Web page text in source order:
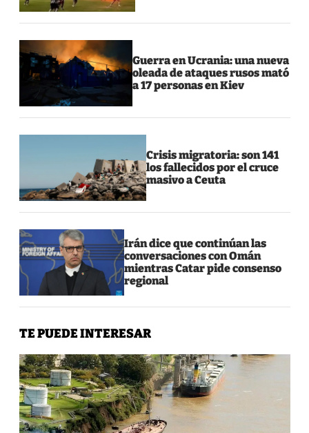
Guerra en Ucrania: una nueva
oleada de ataques rusos mató
a 17 personas en Kiev
Crisis migratoria: son 141
los fallecidos por el cruce
masivo a Ceuta
Irán dice que continúan las
conversaciones con Omán
mientras Catar pide consenso
regional
TE PUEDE INTERESAR